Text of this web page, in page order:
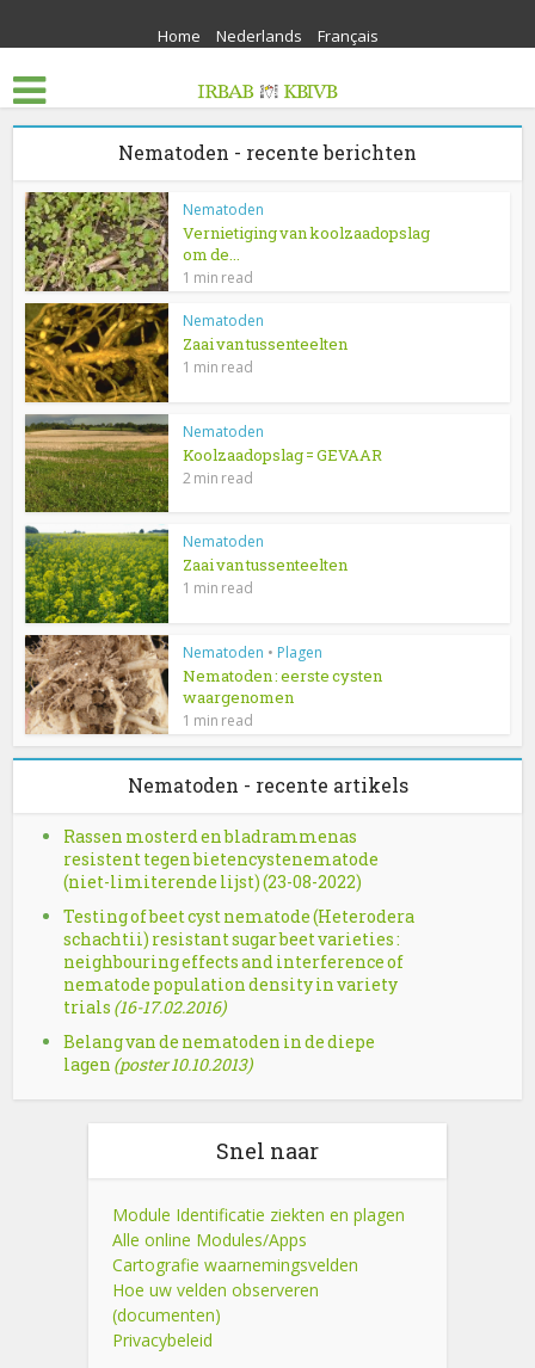
Home Nederlands Français
Nematoden - recente berichten
Nematoden
Vernietiging van koolzaadopslag
om de...
1 min read
Nematoden
Zaai van tussenteelten
1 min read
Nematoden
Koolzaadopslag = GEVAAR
2 min read
Nematoden
Zaai van tussenteelten
1 min read
Nematoden • Plagen
Nematoden : eerste cysten
waargenomen
1 min read
Nematoden - recente artikels
Rassen mosterd en bladrammenas
resistent tegen bietencystenematode
(niet-limiterende lijst) (23-08-2022)
Testing of beet cyst nematode (Heterodera
schachtii) resistant sugar beet varieties :
neighbouring effects and interference of
nematode population density in variety
trials (16-17.02.2016)
Belang van de nematoden in de diepe
lagen (poster 10.10.2013)
Snel naar
Module Identificatie ziekten en plagen
Alle online Modules/Apps
Cartografie waarnemingsvelden
Hoe uw velden observeren
(documenten)
Privacybeleid